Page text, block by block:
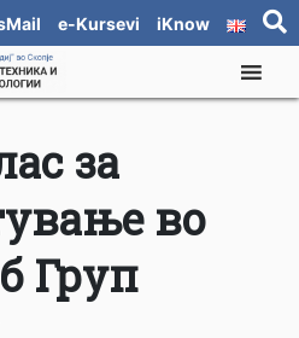
e-Kursevi iKnow
за
во
Груп